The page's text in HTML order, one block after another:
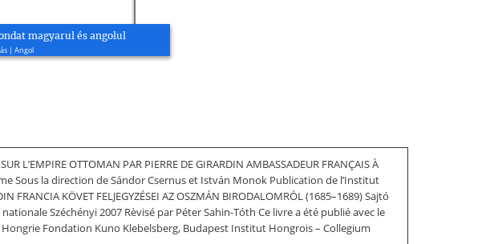
magyarul és angolul
| Angol
L’EMPIRE OTTOMAN PAR PIERRE DE GIRARDIN AMBASSADEUR FRANÇAIS À
Sous la direction de Sándor Csernus et István Monok Publication de l’Institut
KÖVET FELJEGYZÉSEI AZ OSZMÁN BIRODALOMRÓL (1685–1689) Sajtó
Széchényi 2007 Rèvisé par Péter Sahin-Tóth Ce livre a été publié avec le
Fondation Kuno Klebelsberg, Budapest Institut Hongrois – Collegium